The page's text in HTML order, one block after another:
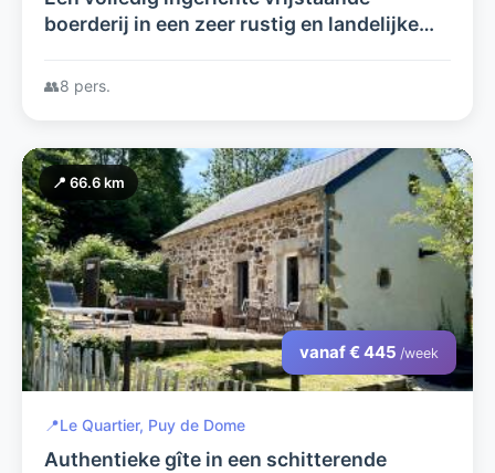
boerderij in een zeer rustig en landelijke
zwembad.
👥8 pers.
📍 66.6 km
vanaf € 445 /week
📍Le Quartier, Puy de Dome
Authentieke gîte in een schitterende